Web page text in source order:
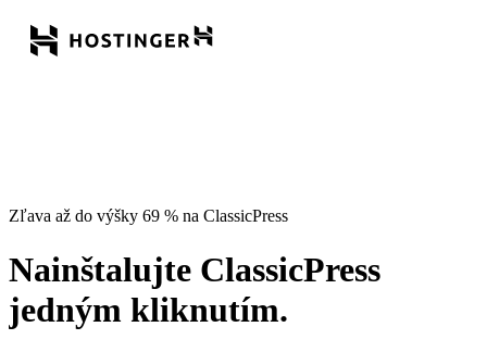
Zľava až do výšky 69 % na ClassicPress
Nainštalujte ClassicPress
jedným kliknutím.